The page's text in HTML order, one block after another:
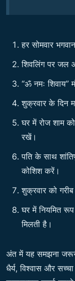
हर सोमवार
शिवलिंग पर जल
“ॐ नमः शिवाय”
शुक्रवार के दिन
घर में रोज शाम
रखें।
पति के साथ
कोशिश करें।
शुक्रवार को
घर में नियमित
मिलती है।
अंत में यह समझना
धैर्य, विश्वास और